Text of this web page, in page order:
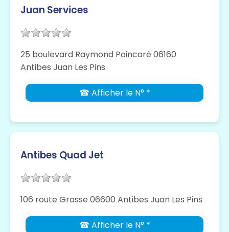
Juan Services
25 boulevard Raymond Poincaré 06160
Antibes Juan Les Pins
☎ Afficher le N° *
Antibes Quad Jet
106 route Grasse 06600 Antibes Juan Les Pins
☎ Afficher le N° *